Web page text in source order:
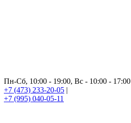
Пн-Сб, 10:00 - 19:00, Вс - 10:00 - 17:00
+7 (473) 233-20-05 |
+7 (995) 040-05-11